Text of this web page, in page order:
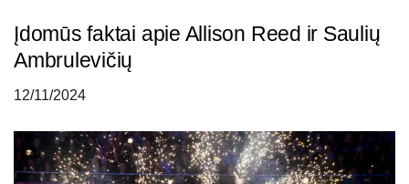
Įdomūs faktai apie Allison Reed ir Saulių
Ambrulevičių
12/11/2024